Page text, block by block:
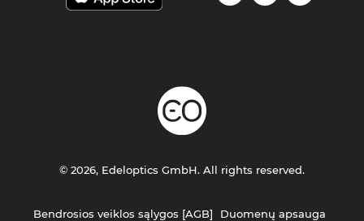
Bendrosios veiklos sąlygos [AGB] Duomenų apsauga
© 2026, Edeloptics GmbH. All rights reserved.